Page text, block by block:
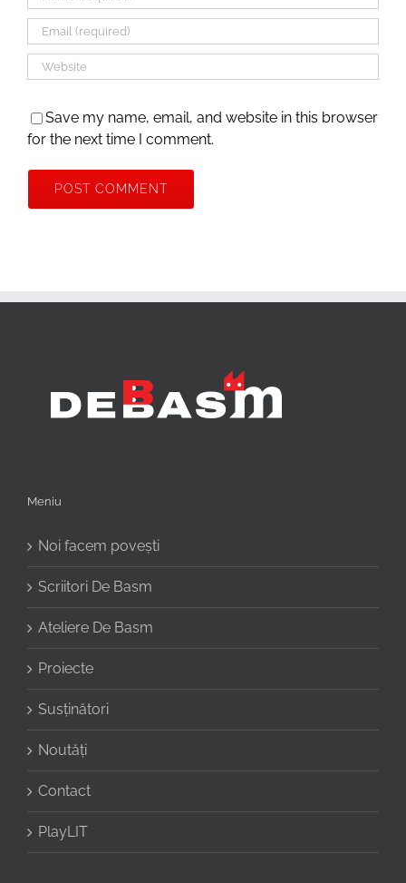
Save my name, email, and website in this browser
for the next time I comment.
Meniu
Noi facem povești
Scriitori De Basm
Ateliere De Basm
Proiecte
Susținători
Noutăți
Contact
PlayLIT